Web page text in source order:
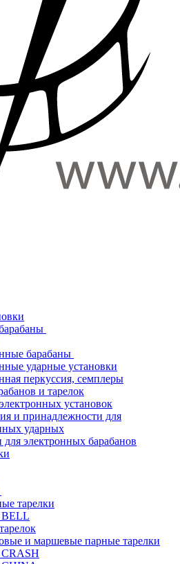
барабаны
ударные установки
перкуссия, семплеры
и тарелок
установок
и принадлежности для
ударных
электронных барабанов
тарелки
BELL
и маршевые парные тарелки